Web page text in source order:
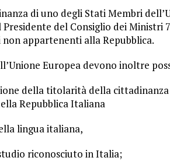
di uno degli Stati Membri
del Consiglio dei Ministri
appartenenti alla Repubblica.
Europea devono inoltre
della titolarità della
Repubblica Italiana
lingua italiana,
riconosciuto in Italia;